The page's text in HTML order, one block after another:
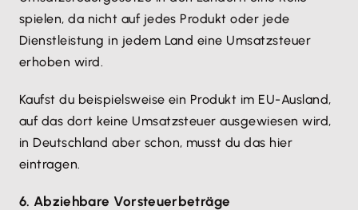
spielen, da nicht auf jedes Produkt oder jede
Dienstleistung in jedem Land eine Umsatzsteuer
erhoben wird.
Kaufst du beispielsweise ein Produkt im EU-Ausland,
auf das dort keine Umsatzsteuer ausgewiesen wird,
in Deutschland aber schon, musst du das hier
eintragen.
6. Abziehbare Vorsteuerbeträge